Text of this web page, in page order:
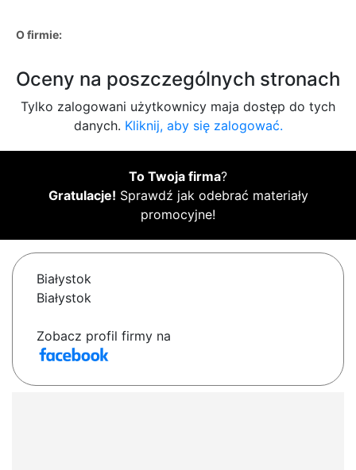
O firmie:
Oceny na poszczególnych stronach
Tylko zalogowani użytkownicy maja dostęp do tych
danych. Kliknij, aby się zalogować.
To Twoja firma?
Gratulacje! Sprawdź jak odebrać materiały
promocyjne!
Białystok
Białystok
Zobacz profil firmy na